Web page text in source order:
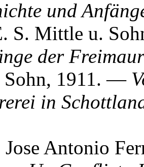
und
S. Mittle u.
der
1911. —
in
Jose Antonio